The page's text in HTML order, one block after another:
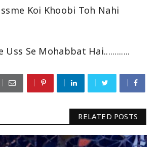
Koi Khoobi Toh Nahi
Se Mohabbat Hai............
RELATED POSTS